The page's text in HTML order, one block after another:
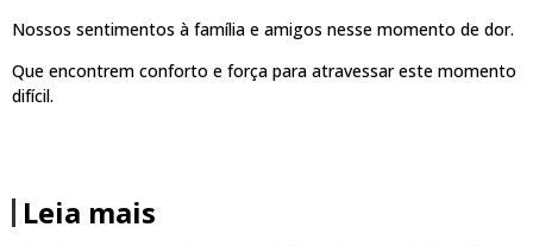
Nossos sentimentos à família e amigos nesse momento de dor.
Que encontrem conforto e força para atravessar este momento
difícil.
Leia mais